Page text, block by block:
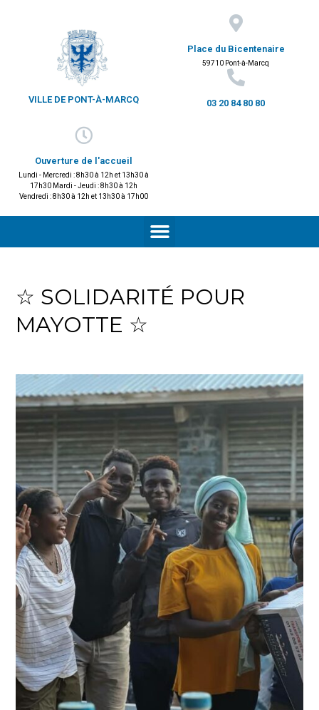
VILLE DE PONT-À-MARCQ
Place du Bicentenaire
59710 Pont-à-Marcq
03 20 84 80 80
Ouverture de l'accueil
Lundi - Mercredi : 8h30 à 12h et 13h30 à
17h30 Mardi - Jeudi : 8h30 à 12h
Vendredi : 8h30 à 12h et 13h30 à 17h00
☆ SOLIDARITÉ POUR
MAYOTTE ☆